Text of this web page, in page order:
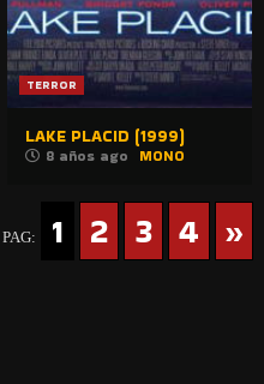
TERROR
LAKE PLACID (1999)
8 años ago MONO
PAG: 1 2 3 4 »